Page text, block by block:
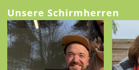
Unsere Schirmherren